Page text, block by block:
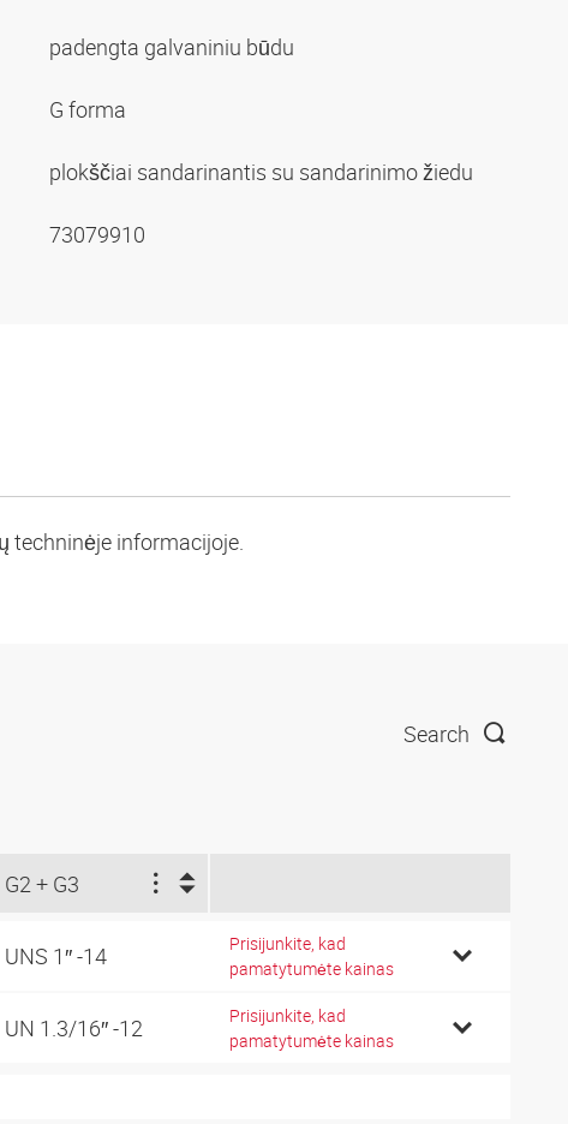
padengta galvaniniu būdu
G forma
plokščiai sandarinantis su sandarinimo žiedu
73079910
techninėje informacijoje.
Search
G2 + G3
UNS 1″ -14
Prisijunkite, kad
pamatytumėte kainas
UN 1.3/16″ -12
Prisijunkite, kad
pamatytumėte kainas